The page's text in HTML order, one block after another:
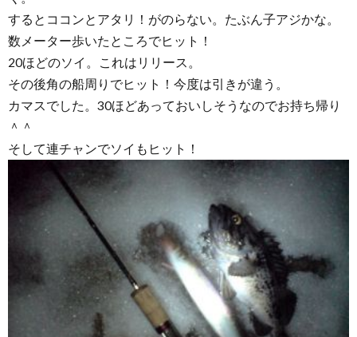
するとココンとアタリ！がのらない。たぶん子アジかな。
数メーター歩いたところでヒット！
20ほどのソイ。これはリリース。
その後角の船周りでヒット！今度は引きが違う。
カマスでした。30ほどあっておいしそうなのでお持ち帰り
＾＾
そして連チャンでソイもヒット！